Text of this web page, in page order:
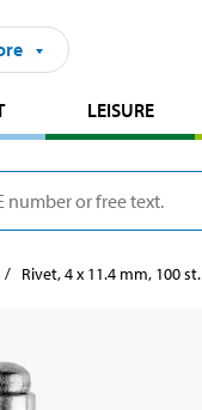
LEISURE
Rivet, 4 x 11.4 mm, 100 st.